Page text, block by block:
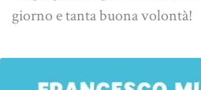
giorno e tanta buona volontà!